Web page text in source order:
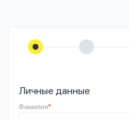
Личные данные
Фамилия*